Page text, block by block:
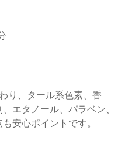
り、タール系色素、香
エタノール、パラベン、
安心ポイントです。